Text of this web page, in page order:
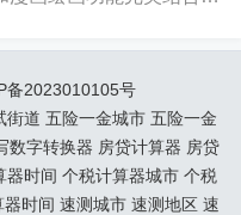
...
备2023010105号
街道 五险一金城市 五险一金
数字转换器 房贷计算器 房贷
器时间 个税计算器城市 个税
器时间 速测城市 速测地区 速